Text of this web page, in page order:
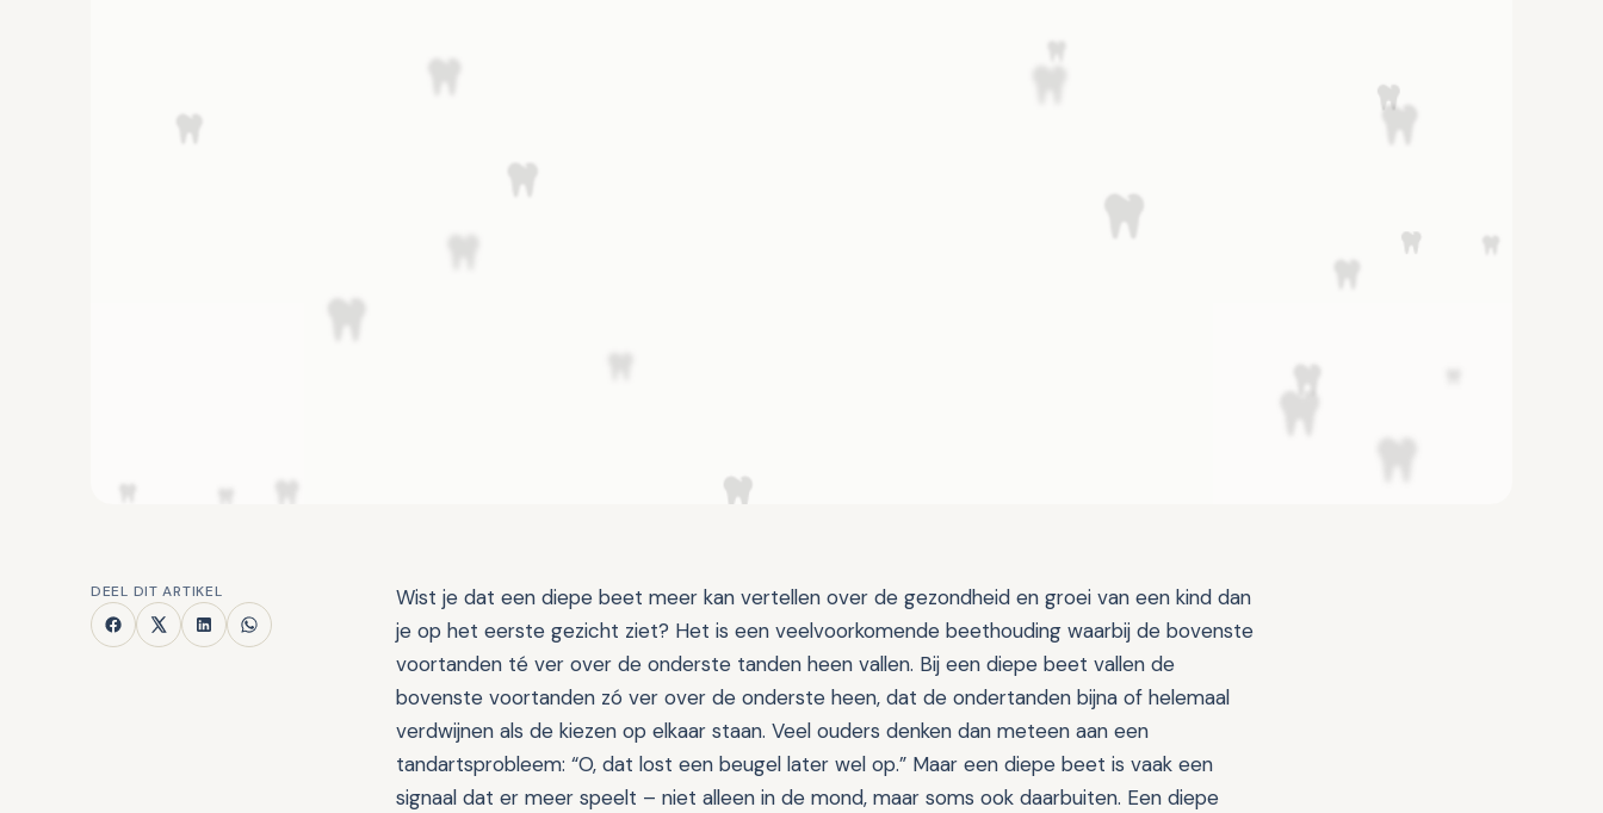
DEEL DIT ARTIKEL
Wist je dat een diepe beet meer kan vertellen over de gezondheid en groei van een kind dan
je op het eerste gezicht ziet? Het is een veelvoorkomende beethouding waarbij de bovenste
voortanden té ver over de onderste tanden heen vallen. Bij een diepe beet vallen de
bovenste voortanden zó ver over de onderste heen, dat de ondertanden bijna of helemaal
verdwijnen als de kiezen op elkaar staan. Veel ouders denken dan meteen aan een
tandartsprobleem: “O, dat lost een beugel later wel op.” Maar een diepe beet is vaak een
signaal dat er meer speelt – niet alleen in de mond, maar soms ook daarbuiten. Een diepe